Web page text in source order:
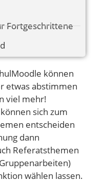
Fortgeschrittene
können
etwas abstimmen
viel mehr!
sich zum
entscheiden
dann
Referatsthemen
wählen lassen.